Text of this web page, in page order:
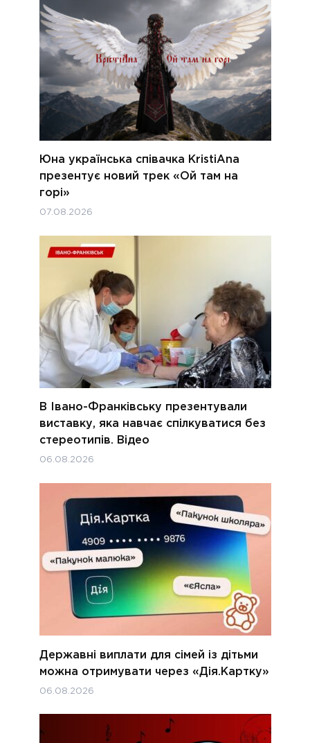
Юна українська співачка KristiAna
презентує новий трек «Ой там на
горі»
07.08.2026
В Івано-Франківську презентували
виставку, яка навчає спілкуватися без
стереотипів. Відео
06.08.2026
Державні виплати для сімей із дітьми
можна отримувати через «Дія.Картку»
06.08.2026